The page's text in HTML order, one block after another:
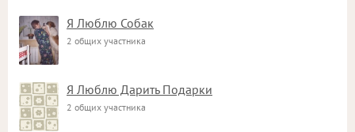
Я Люблю Собак
2 общих участника
Я Люблю Дарить Подарки
2 общих участника